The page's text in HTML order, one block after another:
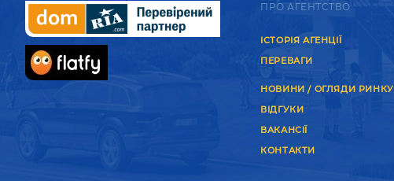
ПРО АГЕНТСТВО
ІСТОРІЯ АГЕНЦІЇ
ПЕРЕВАГИ
НОВИНИ / ОГЛЯДИ РИНКУ
ВІДГУКИ
ВАКАНСІЇ
КОНТАКТИ